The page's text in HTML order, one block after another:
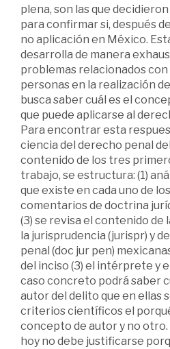
plena, son las que
para confirmar si, después
no aplicación en México.
desarrolla de manera
problemas relacionados
personas en la realización
busca saber cuál es el
que puede aplicarse al
Para encontrar esta
ciencia del derecho penal
contenido de los tres
trabajo, se estructura: (1)
que existe en cada uno de
comentarios de doctrina
(3) se revisa el contenido de
la jurisprudencia (jurispr) y
penal (doc jur pen)
del inciso (3) el intérprete y
caso concreto podrá saber
autor del delito que en ellas
criterios científicos el
concepto de autor y no otro.
hoy no debe justificarse